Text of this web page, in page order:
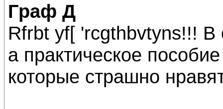
Граф Д
Rfrbt yf[ 'rcgthbvtyns!!! В
а практическое
которые страшно